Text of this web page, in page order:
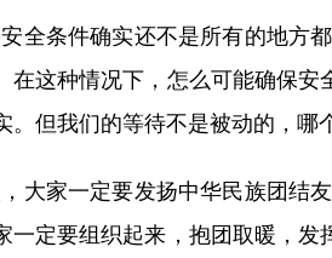
全条件确实还不是所有的地方
在这种情况下，怎么可能确保
。但我们的等待不是被动的，
大家一定要发扬中华民族团结
一定要组织起来，抱团取暖，